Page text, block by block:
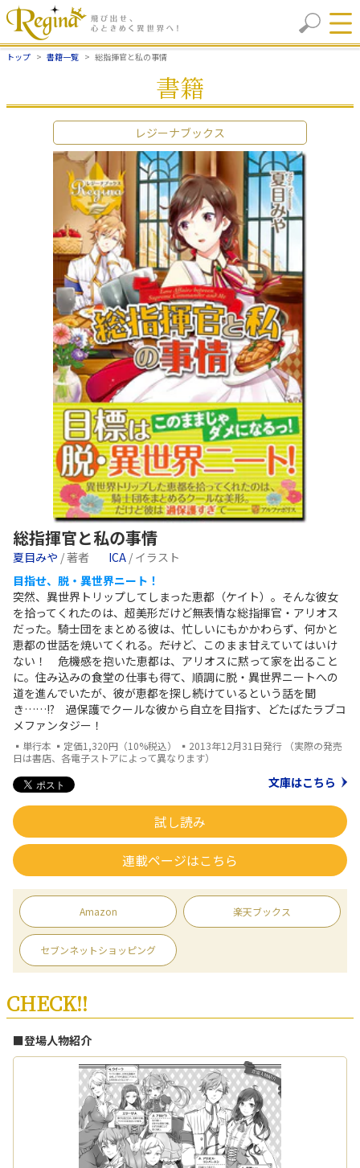
トップ 書籍一覧 総指揮官と私の事情
書籍
レジーナブックス
総指揮官と私の事情
夏目みや / 著者 ICA / イラスト
目指せ、脱・異世界ニート！
突然、異世界トリップしてしまった恵都（ケイト）。そんな彼女
を拾ってくれたのは、超美形だけど無表情な総指揮官・アリオス
だった。騎士団をまとめる彼は、忙しいにもかかわらず、何かと
恵都の世話を焼いてくれる。――だけど、このまま甘えていてはいけ
ない！ 危機感を抱いた恵都は、アリオスに黙って家を出ること
に。住み込みの食堂の仕事も得て、順調に脱・異世界ニートへの
道を進んでいたが、彼が恵都を探し続けているという話を聞
き……!? 過保護でクールな彼から自立を目指す、どたばたラブコ
メファンタジー！
▪単行本 ▪定価1,320円（10%税込） ▪2013年12月31日発行 （実際の発売
日は書店、各電子ストアによって異なります）
文庫はこちら
試し読み
連載ページはこちら
Amazon 楽天ブックス
セブンネットショッピング
CHECK!!
■登場人物紹介